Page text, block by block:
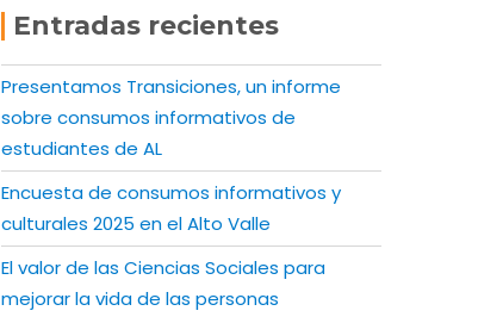
Entradas recientes
Presentamos Transiciones, un informe
sobre consumos informativos de
estudiantes de AL
Encuesta de consumos informativos y
culturales 2025 en el Alto Valle
El valor de las Ciencias Sociales para
mejorar la vida de las personas